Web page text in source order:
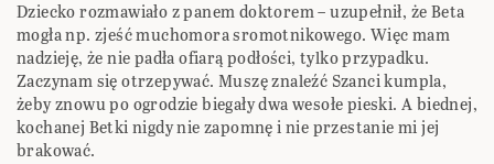
Dziecko rozmawiało z panem doktorem – uzupełnił, że Beta
mogła np. zjeść muchomora sromotnikowego. Więc mam
nadzieję, że nie padła ofiarą podłości, tylko przypadku.
Zaczynam się otrzepywać. Muszę znaleźć Szanci kumpla,
żeby znowu po ogrodzie biegały dwa wesołe pieski. A biednej,
kochanej Betki nigdy nie zapomnę i nie przestanie mi jej
brakować.